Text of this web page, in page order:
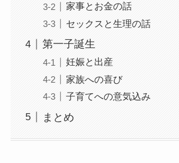
家事とお金の話
セックスと生理の話
第一子誕生
妊娠と出産
家族への喜び
子育てへの意気込み
まとめ